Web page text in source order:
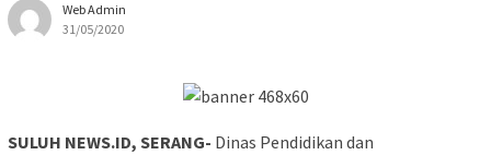
Web Admin
31/05/2020
SULUH NEWS.ID, SERANG- Dinas Pendidikan dan